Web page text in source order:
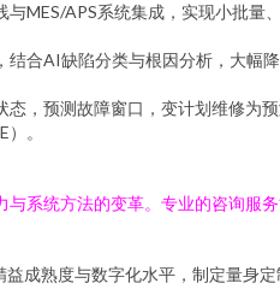
与MES/APS系统集成，实现小批量
结合AI缺陷分类与根因分析，大幅
态，预测故障窗口，变计划维修为
。
系统方法的变革。专业的咨询服
益成熟度与数字化水平，制定量身定